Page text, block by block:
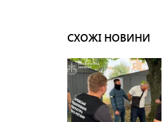
СХОЖІ НОВИНИ